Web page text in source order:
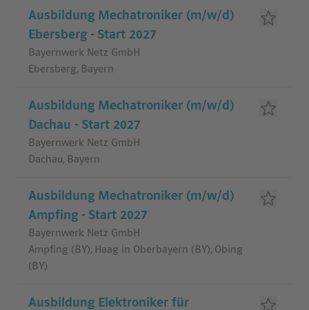
Ausbildung Mechatroniker (m/w/d)
Ebersberg - Start 2027
Bayernwerk Netz GmbH
Ebersberg, Bayern
Ausbildung Mechatroniker (m/w/d)
Dachau - Start 2027
Bayernwerk Netz GmbH
Dachau, Bayern
Ausbildung Mechatroniker (m/w/d)
Ampfing - Start 2027
Bayernwerk Netz GmbH
Ampfing (BY), Haag in Oberbayern (BY), Obing
(BY)
Ausbildung Elektroniker für